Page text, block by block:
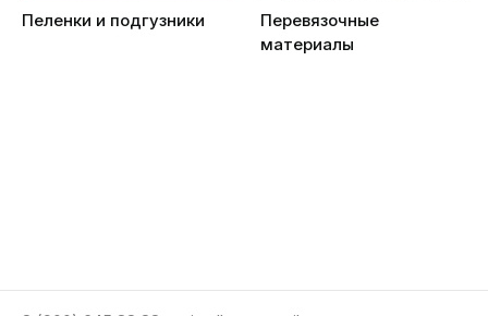
Пеленки и подгузники
Перевязочные
материалы